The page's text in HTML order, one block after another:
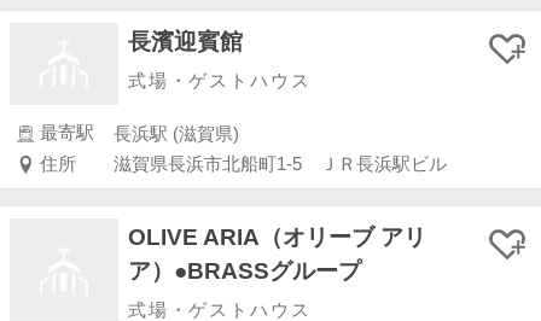
長濱迎賓館
式場・ゲストハウス
最寄駅
長浜駅 (滋賀県)
住所
滋賀県長浜市北船町1-5 ＪＲ長浜駅ビル
OLIVE ARIA（オリーブ アリ
ア）●BRASSグループ
式場・ゲストハウス